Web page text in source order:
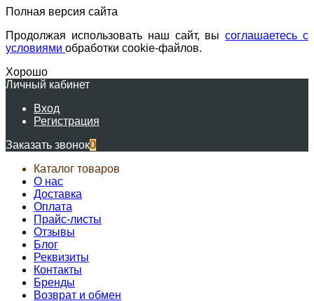
Полная версия сайта
Продолжая использовать наш сайт, высоглашаетесь с
условиями обработки cookie-файлов.
Хорошо
Личный кабинет
Вход
Регистрация
Заказать звонок0
Каталог товаров
О нас
Доставка
Оплата
Прайс-листы
Отзывы
Блог
Реквизиты
Контакты
Бренды
Возврат и обмен